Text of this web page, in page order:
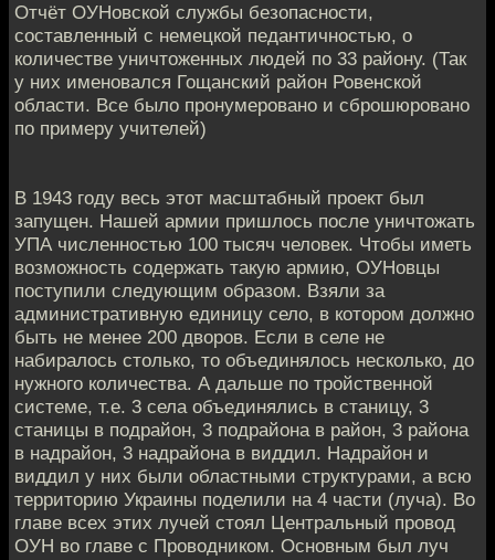
Отчёт ОУНовской службы безопасности,
составленный с немецкой педантичностью, о
количестве уничтоженных людей по 33 району. (Так
у них именовался Гощанский район Ровенской
области. Все было пронумеровано и сброшюровано
по примеру учителей)
В 1943 году весь этот масштабный проект был
запущен. Нашей армии пришлось после уничтожать
УПА численностью 100 тысяч человек. Чтобы иметь
возможность содержать такую армию, ОУНовцы
поступили следующим образом. Взяли за
административную единицу село, в котором должно
быть не менее 200 дворов. Если в селе не
набиралось столько, то объединялось несколько, до
нужного количества. А дальше по тройственной
системе, т.е. 3 села объединялись в станицу, 3
станицы в подрайон, 3 подрайона в район, 3 района
в надрайон, 3 надрайона в виддил. Надрайон и
виддил у них были областными структурами, а всю
территорию Украины поделили на 4 части (луча). Во
главе всех этих лучей стоял Центральный провод
ОУН во главе с Проводником. Основным был луч